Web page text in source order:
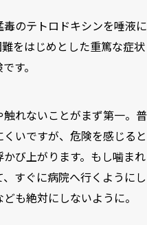
毒のテトロドキシンを唾液に
をはじめとした重篤な症状
す。
れないことがまず第一。普
いですが、危険を感じると
び上がります。もし噛まれ
すぐに病院へ行くようにし
も絶対にしないように。